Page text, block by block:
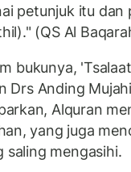
petunjuk itu dan
(QS Al
bukunya,
Drs Anding
Alquran
yang juga
saling mengasihi.